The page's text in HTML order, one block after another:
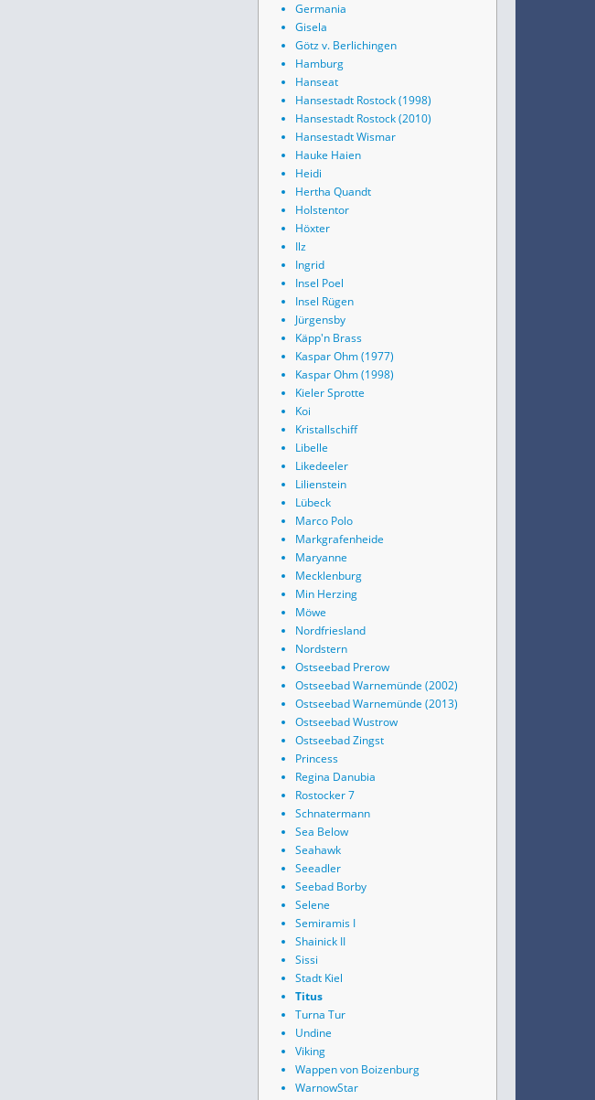
Germania
Gisela
Götz v. Berlichingen
Hamburg
Hanseat
Hansestadt Rostock (1998)
Hansestadt Rostock (2010)
Hansestadt Wismar
Hauke Haien
Heidi
Hertha Quandt
Holstentor
Höxter
Ilz
Ingrid
Insel Poel
Insel Rügen
Jürgensby
Käpp'n Brass
Kaspar Ohm (1977)
Kaspar Ohm (1998)
Kieler Sprotte
Koi
Kristallschiff
Libelle
Likedeeler
Lilienstein
Lübeck
Marco Polo
Markgrafenheide
Maryanne
Mecklenburg
Min Herzing
Möwe
Nordfriesland
Nordstern
Ostseebad Prerow
Ostseebad Warnemünde (2002)
Ostseebad Warnemünde (2013)
Ostseebad Wustrow
Ostseebad Zingst
Princess
Regina Danubia
Rostocker 7
Schnatermann
Sea Below
Seahawk
Seeadler
Seebad Borby
Selene
Semiramis I
Shainick II
Sissi
Stadt Kiel
Titus
Turna Tur
Undine
Viking
Wappen von Boizenburg
WarnowStar